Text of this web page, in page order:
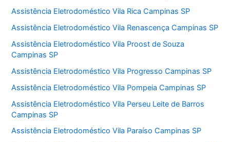
Assistência Eletrodoméstico Vila Rica Campinas SP
Assistência Eletrodoméstico Vila Renascença Campinas SP
Assistência Eletrodoméstico Vila Proost de Souza
Campinas SP
Assistência Eletrodoméstico Vila Progresso Campinas SP
Assistência Eletrodoméstico Vila Pompeia Campinas SP
Assistência Eletrodoméstico Vila Perseu Leite de Barros
Campinas SP
Assistência Eletrodoméstico Vila Paraíso Campinas SP